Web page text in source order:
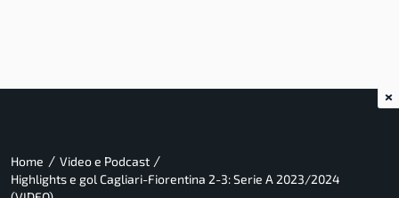
Home / Video e Podcast /
Highlights e gol Cagliari-Fiorentina 2-3: Serie A 2023/2024
×